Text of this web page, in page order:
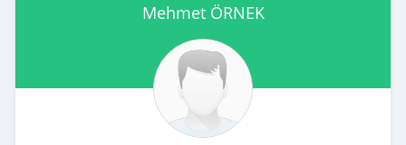
Mehmet ÖRNEK